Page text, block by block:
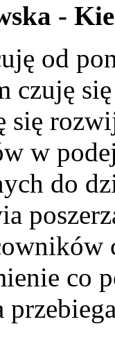
-
od
czuję
się
w
do
co